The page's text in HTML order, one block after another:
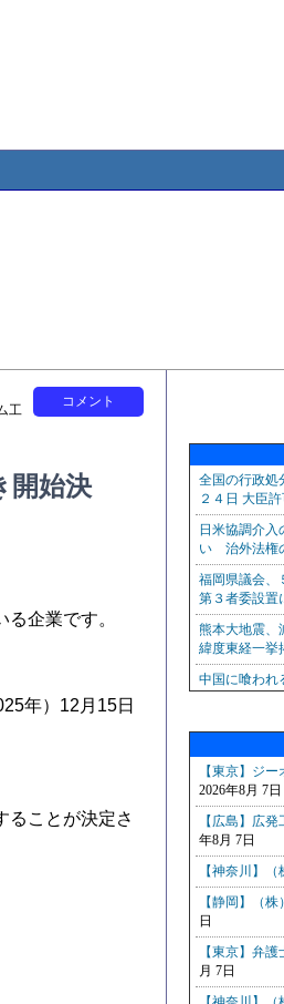
コメント
工
開始決
企業です。
年）12月15日
ることが決定さ